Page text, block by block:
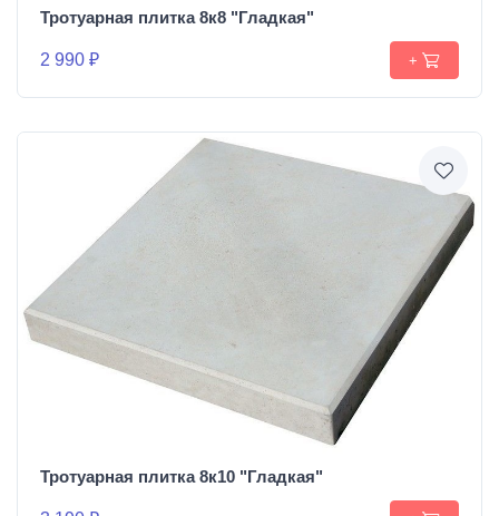
Тротуарная плитка 8к8 "Гладкая"
2 990 ₽ +
Тротуарная плитка 8к10 "Гладкая"